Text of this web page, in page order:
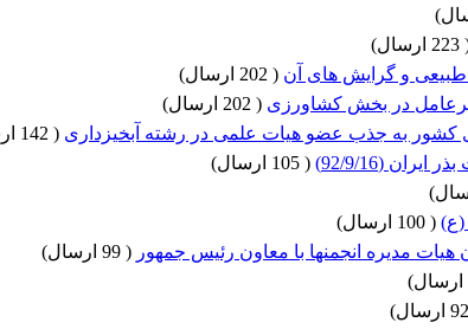
)
)
طبیعی و گرایش های آن (
)
در بخش کشاورزی (
)
کشور به جذب عضو هیات علمی در رشته آبخیزداری (
(92/9/16)
(
)
)
(ع) (
)
مدیره انجمنها با معاون رئیس جمهور (
)
)
)